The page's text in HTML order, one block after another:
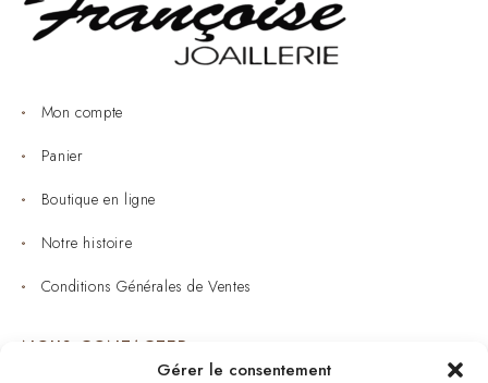
Gérer le consentement
Mon compte
Panier
Boutique en ligne
Notre histoire
Conditions Générales de Ventes
NOUS CONTACTER